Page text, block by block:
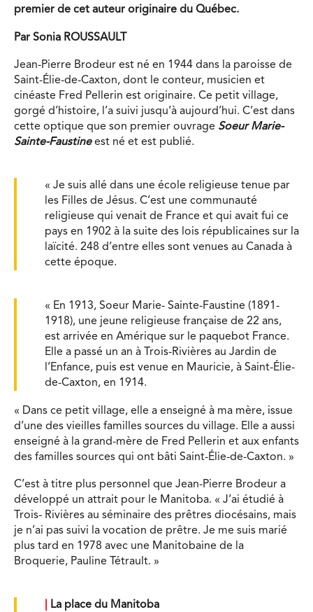
premier de cet auteur originaire du Québec.
Par Sonia ROUSSAULT
Jean-Pierre Brodeur est né en 1944 dans la paroisse de
Saint-Élie-de-Caxton, dont le conteur, musicien et
cinéaste Fred Pellerin est originaire. Ce petit village,
gorgé d’histoire, l’a suivi jusqu’à aujourd’hui. C’est dans
cette optique que son premier ouvrage Soeur Marie-
Sainte-Faustineest né et est publié.
« Je suis allé dans une école religieuse tenue par
les Filles de Jésus. C’est une communauté
religieuse qui venait de France et qui avait fui ce
pays en 1902 à la suite des lois républicaines sur la
laïcité. 248 d’entre elles sont venues au Canada à
cette époque.
« En 1913, Soeur Marie- Sainte-Faustine (1891-
1918), une jeune religieuse française de 22 ans,
est arrivée en Amérique sur le paquebot France.
Elle a passé un an à Trois-Rivières au Jardin de
l’Enfance, puis est venue en Mauricie, à Saint-Élie-
de-Caxton, en 1914.
« Dans ce petit village, elle a enseigné à ma mère, issue
d’une des vieilles familles sources du village. Elle a aussi
enseigné à la grand-mère de Fred Pellerin et aux enfants
des familles sources qui ont bâti Saint-Élie-de-Caxton. »
C’est à titre plus personnel que Jean-Pierre Brodeur a
développé un attrait pour le Manitoba. « J’ai étudié à
Trois- Rivières au séminaire des prêtres diocésains, mais
je n’ai pas suivi la vocation de prêtre. Je me suis marié
plus tard en 1978 avec une Manitobaine de la
Broquerie, Pauline Tétrault. »
La place du Manitoba